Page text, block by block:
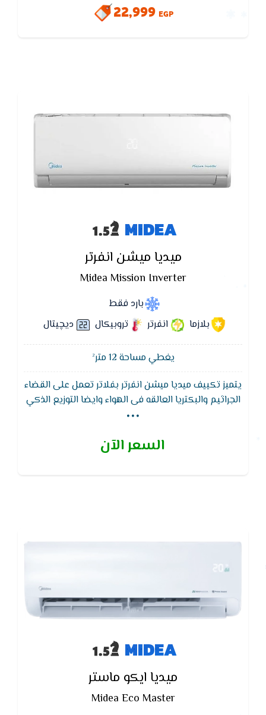
فلاتر تنقيه لمقاومه الاتربه و الجراثيم و ادخنه السجائر
22,999 EGP
MIDEA
ميديا ميشن انفرتر
Midea Mission Inverter
بارد فقط
بلازما
انفرتر تروبيكال ديچيتال
يغطي مساحة 12 متر²
يتميز تكييف ميديا ميشن انفرتر بفلاتر تعمل على القضاء
الجراثيم والبكتريا العالقه فى الهواء وايضا التوزيع الذكي
وهو ان يقوم بتوزيع الهواء بشكل مستمر علي وضع
...
السعر الآن
MIDEA
ميديا ايكو ماستر
Midea Eco Master